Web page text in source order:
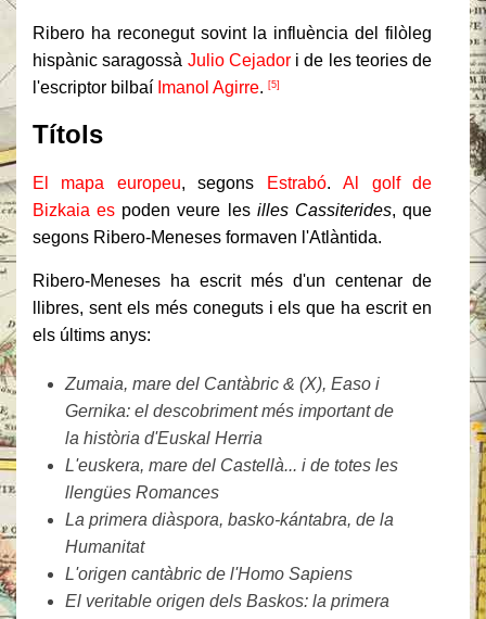
Ribero ha reconegut sovint la influència del filòleg
hispànic saragossà Julio Cejadori de les teories de
l'escriptor bilbaí Imanol Agirre. [5]
Títols
El mapa europeu, segons Estrabó.Al golf de
Bizkaia es poden veure les illes Cassiterides, que
segons Ribero-Meneses formaven l'Atlàntida.
Ribero-Meneses ha escrit més d'un centenar de
llibres, sent els més coneguts i els que ha escrit en
els últims anys:
Zumaia, mare del Cantàbric & (X), Easo i
Gernika: el descobriment més important de
la història d'Euskal Herria
L'euskera, mare del Castellà... i de totes les
llengües Romances
La primera diàspora, basko-kántabra, de la
Humanitat
L'origen cantàbric de l'Homo Sapiens
El veritable origen dels Baskos: la primera